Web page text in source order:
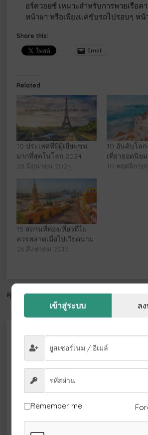
ปรับแต่งตัวกรอง
จุดหมายปลายทาง
วันออกเดินทาง
อร์ควอยซ์ เหมาะสำหรับการพายเรือค
หน้าผา หรือเพียงแค่ขับรถไปรอบๆ ห
Share this:
Email
Related
10 ประเทศที่มีผู้เยี่ยมชม
มากที่สุดในโลก 2024
28 มิถุนายน 2024
10 อันดับโล
เที่ยวยอดนิย
10 พฤศจิกาย
15 สถานที่ท่องเที่ยวที่ไม่
ควรพลาดเมื่อไปเวียดนาม
26 สิงหาคม 2015
คุณต้องเข้าสู่ระบบเพื่อแสดงความคิดเห็น.
เข้าสู่ระบบ ล
Remember me